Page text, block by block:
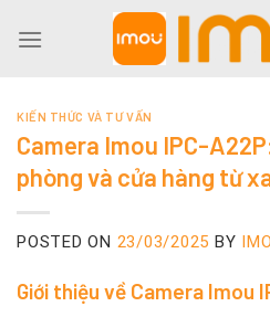
KIẾN THỨC VÀ TƯ VẤN
Camera Imou IPC-
phòng và cửa hàng từ
POSTED ON 23/03/2025 BY
Giới thiệu về Camera Imou